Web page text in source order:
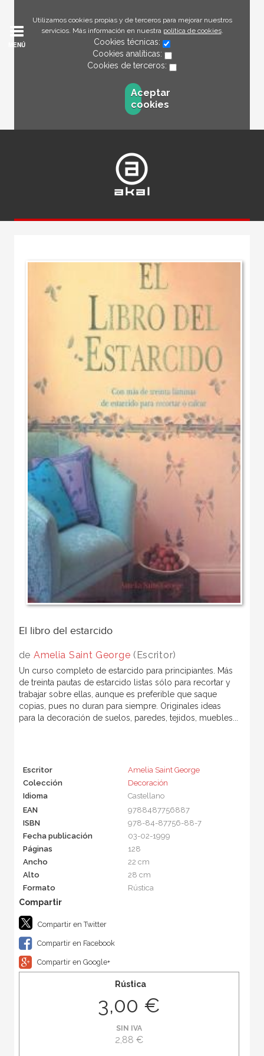
Utilizamos cookies propias y de terceros para mejorar nuestros
servicios. Más información en nuestra política de cookies.
Cookies técnicas:
Cookies analíticas:
Cookies de terceros:
Aceptar
cookies
MENÚ
El libro del estarcido
de Amelia Saint George (Escritor)
Un curso completo de estarcido para principiantes. Más
de treinta pautas de estarcido listas sólo para recortar y
trabajar sobre ellas, aunque es preferible que saque
copias, pues no duran para siempre. Originales ideas
para la decoración de suelos, paredes, tejidos, muebles...
Escritor
Amelia Saint George
Colección
Decoración
Idioma
Castellano
EAN
9788487756887
ISBN
978-84-87756-88-7
Fecha publicación
03-02-1999
Páginas
128
Ancho
22 cm
Alto
28 cm
Formato
Rústica
Compartir en Twitter
Compartir en Facebook
Compartir en Google+
Rústica
3,00 €
SIN IVA
2,88 €